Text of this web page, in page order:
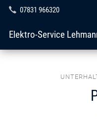
07831 966320
Elektro-Service